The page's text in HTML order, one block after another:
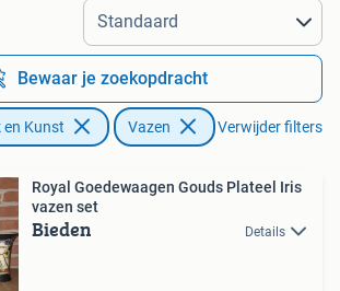
Alle afstanden…
Bewaar je zoekopdracht
en Kunst Vazen Verwijder filters
Royal Goedewaagen Gouds Plateel Iris
vazen set
Bieden Details